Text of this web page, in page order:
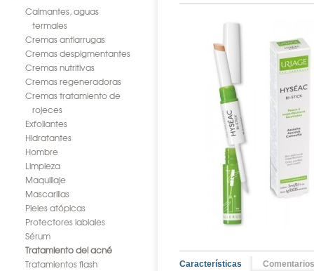
Calmantes, aguas
termales
Cremas antiarrugas
Cremas despigmentantes
Cremas nutritivas
Cremas regeneradoras
Cremas tratamiento de
rojeces
Exfoliantes
Hidratantes
Hombre
Limpieza
Maquillaje
Mascarillas
Pieles atópicas
Protectores labiales
Sérum
Tratamiento del acné
Tratamientos flash
Características Comentarios